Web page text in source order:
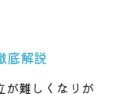
底解説
が難しくなりが